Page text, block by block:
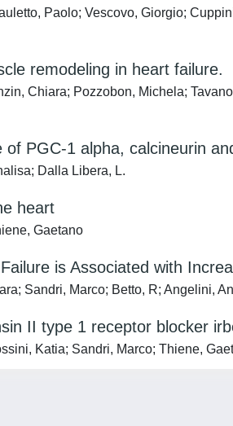
Paolo; Vescovo, Giorgio;
remodeling in heart failure.
Chiara; Pozzobon, Michela;
PGC-1 alpha, calcineurin
Dalla Libera, L.
heart
Gaetano
is Associated with
Sandri, Marco; Betto, R; Angelini,
II type 1 receptor blocker
Katia; Sandri, Marco; Thiene,